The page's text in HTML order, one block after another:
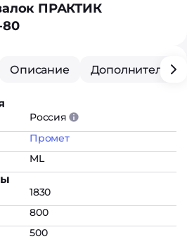
ПРАКТИК
80
Описание
Россия
Промет
ML
1830
800
500